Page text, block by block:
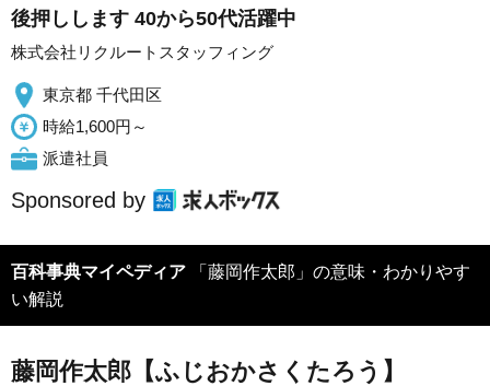
後押しします 40から50代活躍中
株式会社リクルートスタッフィング
東京都 千代田区
時給1,600円～
派遣社員
Sponsored by
百科事典マイペディア 「藤岡作太郎」の意味・わかりやす
い解説
藤岡作太郎【ふじおかさくたろう】